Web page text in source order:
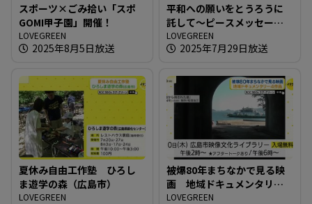
スポーツ×ごみ拾い「スポ
GOMI甲子園」開催！
LOVEGREEN
2025年8月5日放送
平和への願いをとうろうに
託して～ピースメッセージ
とうろう流し
LOVEGREEN
2025年7月29日放送
夏休み自由工作塾 ひろし
ま遊学の森（広島市）
LOVEGREEN
被爆80年まちなかで見る映
画 地域ドキュメンタリー4
作品
LOVEGREEN